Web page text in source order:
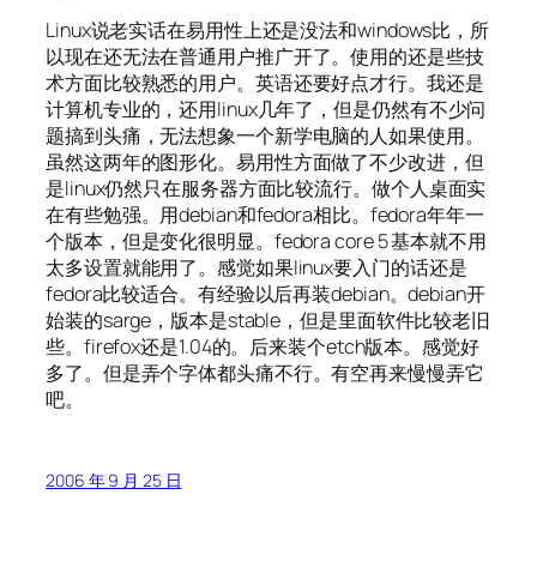
Linux说老实话在易用性上还是没法和windows比，所
以现在还无法在普通用户推广开了。使用的还是些技
术方面比较熟悉的用户。英语还要好点才行。我还是
计算机专业的，还用linux几年了，但是仍然有不少问
题搞到头痛，无法想象一个新学电脑的人如果使用。
虽然这两年的图形化。易用性方面做了不少改进，但
是linux仍然只在服务器方面比较流行。做个人桌面实
在有些勉强。用debian和fedora相比。fedora年年一
个版本，但是变化很明显。fedora core 5 基本就不用
太多设置就能用了。感觉如果linux要入门的话还是
fedora比较适合。有经验以后再装debian。debian开
始装的sarge，版本是stable，但是里面软件比较老旧
些。firefox还是1.04的。后来装个etch版本。感觉好
多了。但是弄个字体都头痛不行。有空再来慢慢弄它
吧。
2006 年 9 月 25 日